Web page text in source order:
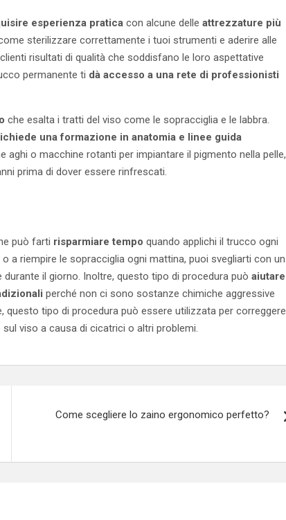
esperienza pratica con alcune delleattrezzature più
sterilizzare correttamente i tuoi strumenti e aderire alle
risultati di qualità che soddisfano le loro aspettative
permanente ti dà accesso a una rete di professionisti
che esalta i tratti del viso come le sopracciglia e le labbra.
una formazione in anatomia e linee guida
aghi o macchine rotanti per impiantare il pigmento nella pelle,
prima di dover essere rinfrescati.
può farti risparmiare tempo quando applichi il trucco ogni
a riempire le sopracciglia ogni mattina, puoi svegliarti con un
il giorno. Inoltre, questo tipo di procedura puòaiutare
perché non ci sono sostanze chimiche aggressive
tipo di procedura può essere utilizzata per correggere
viso a causa di cicatrici o altri problemi.
Come scegliere lo zaino ergonomico perfetto?